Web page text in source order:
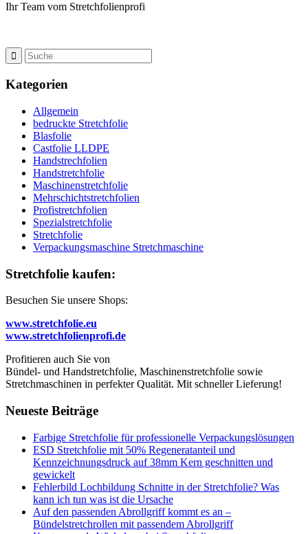
Ihr Team vom Stretchfolienprofi
Kategorien
Allgemein
bedruckte Stretchfolie
Blasfolie
Castfolie LLDPE
Handstrechfolien
Handstretchfolie
Maschinenstretchfolie
Mehrschichtstretchfolien
Profistretchfolien
Spezialstretchfolie
Stretchfolie
Verpackungsmaschine Stretchmaschine
Stretchfolie kaufen:
Besuchen Sie unsere Shops:
www.stretchfolie.eu
www.stretchfolienprofi.de
Profitieren auch Sie von
Bündel- und Handstretchfolie, Maschinenstretchfolie sowie
Stretchmaschinen in perfekter Qualität. Mit schneller Lieferung!
Neueste Beiträge
Farbige Stretchfolie für professionelle Verpackungslösungen
ESD Stretchfolie mit 50% Regeneratanteil und
Kennzeichnungsdruck auf 38mm Kern geschnitten und
gewickelt
Fehlerbild Lochbildung Schnitte in der Stretchfolie? Was
kann ich tun was ist die Ursache
Auf den passenden Abrollgriff kommt es an –
Bündelstretchrollen mit passendem Abrollgriff